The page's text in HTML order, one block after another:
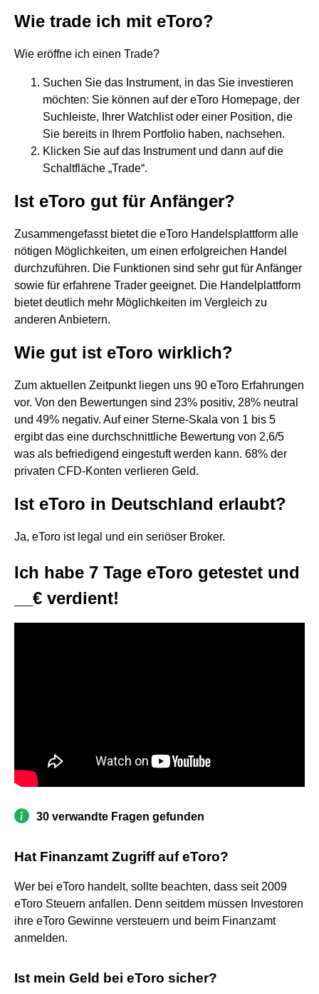
Wie trade ich mit eToro?
Wie eröffne ich einen Trade?
Suchen Sie das Instrument, in das Sie investieren
möchten: Sie können auf der eToro Homepage, der
Suchleiste, Ihrer Watchlist oder einer Position, die
Sie bereits in Ihrem Portfolio haben, nachsehen.
Klicken Sie auf das Instrument und dann auf die
Schaltfläche „Trade“.
Ist eToro gut für Anfänger?
Zusammengefasst bietet die eToro Handelsplattform alle
nötigen Möglichkeiten, um einen erfolgreichen Handel
durchzuführen. Die Funktionen sind sehr gut für Anfänger
sowie für erfahrene Trader geeignet. Die Handelplattform
bietet deutlich mehr Möglichkeiten im Vergleich zu
anderen Anbietern.
Wie gut ist eToro wirklich?
Zum aktuellen Zeitpunkt liegen uns 90 eToro Erfahrungen
vor. Von den Bewertungen sind 23% positiv, 28% neutral
und 49% negativ. Auf einer Sterne-Skala von 1 bis 5
ergibt das eine durchschnittliche Bewertung von 2,6/5
was als befriedigend eingestuft werden kann. 68% der
privaten CFD-Konten verlieren Geld.
Ist eToro in Deutschland erlaubt?
Ja, eToro ist legal und ein seriöser Broker.
Ich habe 7 Tage eToro getestet und
__€ verdient!
30 verwandte Fragen gefunden
Hat Finanzamt Zugriff auf eToro?
Wer bei eToro handelt, sollte beachten, dass seit 2009
eToro Steuern anfallen. Denn seitdem müssen Investoren
ihre eToro Gewinne versteuern und beim Finanzamt
anmelden.
Ist mein Geld bei eToro sicher?